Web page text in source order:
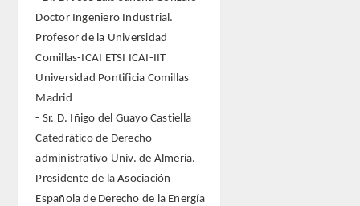
Doctor Ingeniero Industrial.
Profesor de la Universidad
Comillas-ICAI ETSI ICAI-IIT
Universidad Pontificia Comillas
Madrid
- Sr. D. Iñigo del Guayo Castiella
Catedrático de Derecho
administrativo Univ. de Almería.
Presidente de la Asociación
Española de Derecho de la Energía